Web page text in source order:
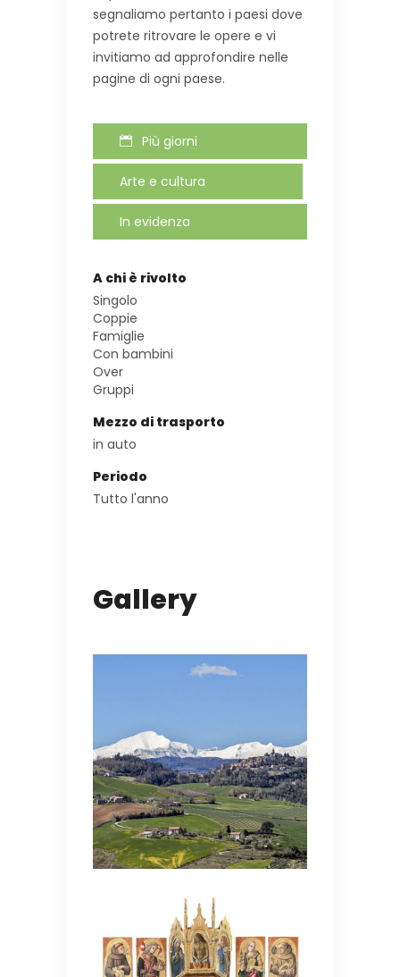
segnaliamo pertanto i paesi dove
potrete ritrovare le opere e vi
invitiamo ad approfondire nelle
pagine di ogni paese.
Più giorni
Arte e cultura
In evidenza
A chi è rivolto
Singolo
Coppie
Famiglie
Con bambini
Over
Gruppi
Mezzo di trasporto
in auto
Periodo
Tutto l'anno
Gallery